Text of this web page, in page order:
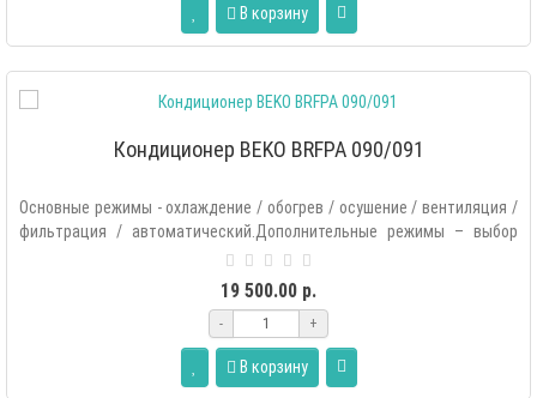
В корзину
Кондиционер BEKO BRFPA 090/091
Основные режимы - охлаждение / обогрев / осушение / вентиляция /
фильтрация / автоматический.Дополнительные режимы – выбор
19 500.00 р.
- +
В корзину